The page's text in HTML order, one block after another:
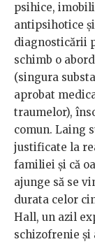
psihice,
antipsihotice
diagnosticării
schimb o
(singura
aprobat
traumelor),
comun. Laing
justificate la
familiei și că
ajunge să se
durata celor
Hall, un azil
schizofrenie și